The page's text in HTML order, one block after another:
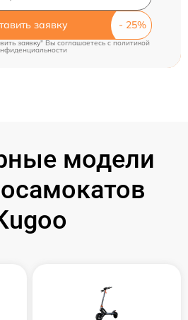
заявку
заявку" Вы соглашаетесь c политикой
модели